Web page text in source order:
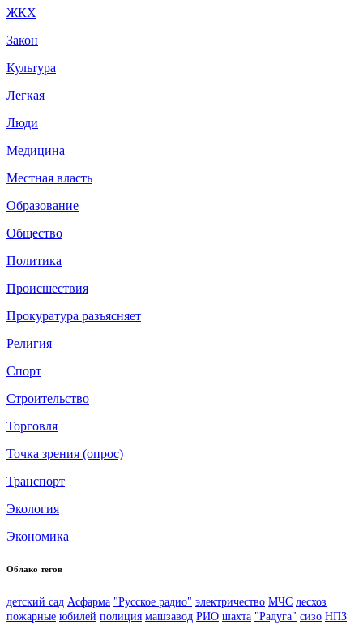
ЖКХ
Закон
Культура
Легкая
Люди
Медицина
Местная власть
Образование
Общество
Политика
Происшествия
Прокуратура разъясняет
Религия
Спорт
Строительство
Торговля
Точка зрения (опрос)
Транспорт
Экология
Экономика
Облако тегов
детский сад Асфарма "Русское радио" электричество МЧС лесхоз
пожарные юбилей полиция машзавод РИО шахта "Радуга" сизо НПЗ